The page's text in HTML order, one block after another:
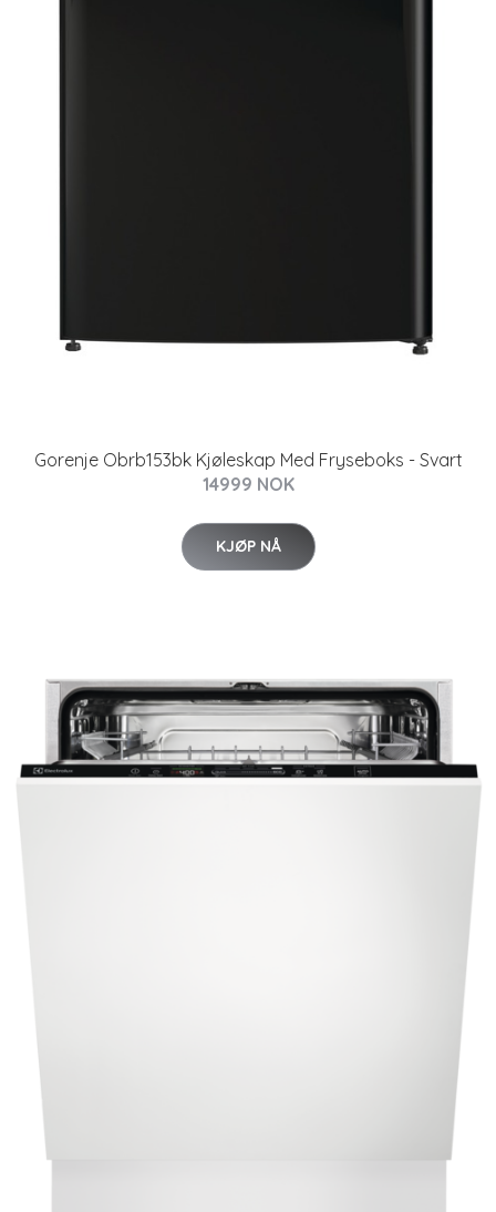
Gorenje Obrb153bk Kjøleskap Med Fryseboks - Svart
14999 NOK
KJØP NÅ